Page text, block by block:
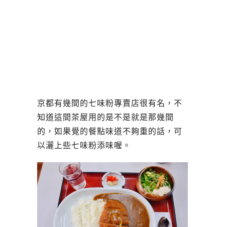
京都有幾間的七味粉專賣店很有名，不
知道這間茶屋用的是不是就是那幾間
的，如果覺的餐點味道不夠重的話，可
以灑上些七味粉添味喔。